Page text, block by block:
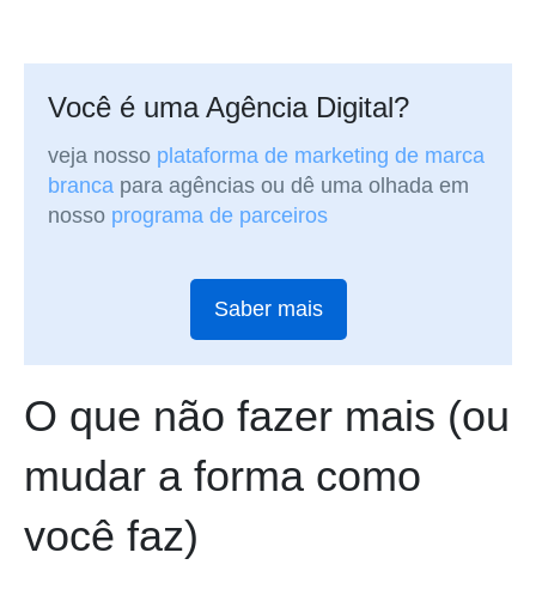
Você é uma Agência Digital?
veja nosso plataforma de marketing de marca
branca para agências ou dê uma olhada em
nosso programa de parceiros
Saber mais
O que não fazer mais (ou
mudar a forma como
você faz)